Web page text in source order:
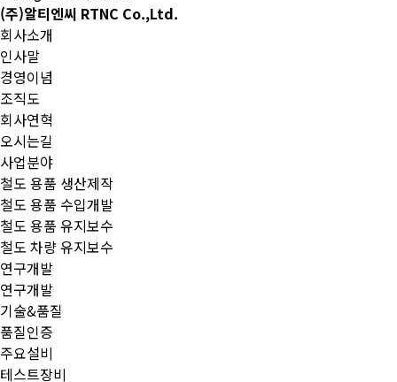
(주)알티엔씨 RTNC Co.,Ltd.
회사소개
인사말
경영이념
조직도
회사연혁
오시는길
사업분야
철도 용품 생산제작
철도 용품 수입개발
철도 용품 유지보수
철도 차량 유지보수
연구개발
연구개발
기술&품질
품질인증
주요설비
테스트장비